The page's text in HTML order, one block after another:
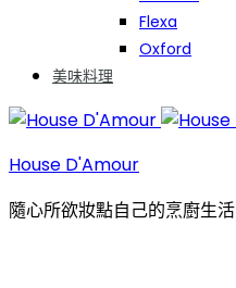
Flexa
Oxford
美味料理
House D'Amour
隨心所欲妝點自己的烹廚生活